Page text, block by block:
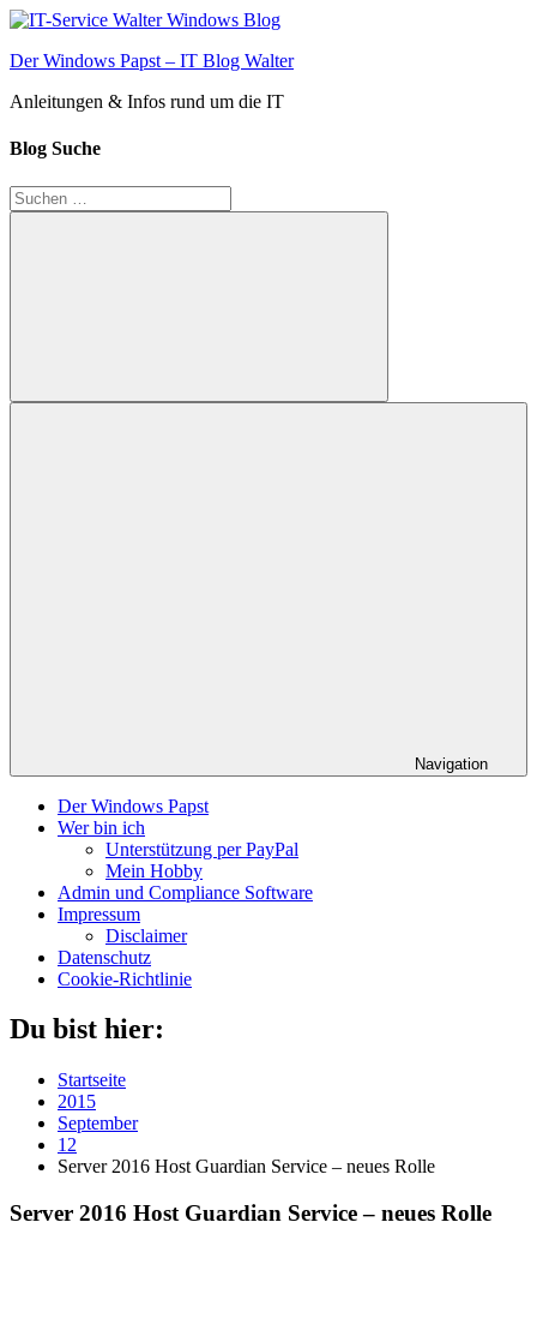
Zum
springen
Der Windows Papst – IT Blog Walter
Anleitungen & Infos rund um die IT
Blog Suche
Suchen
nach:
Suchen
Navigation
Der Windows Papst
Wer bin ich
Unterstützung per PayPal
Mein Hobby
Admin und Compliance Software
Impressum
Disclaimer
Datenschutz
Cookie-Richtlinie
Du bist hier:
Startseite
2015
September
12
Server 2016 Host Guardian Service – neues Rolle
Server 2016 Host Guardian Service – neues Rolle